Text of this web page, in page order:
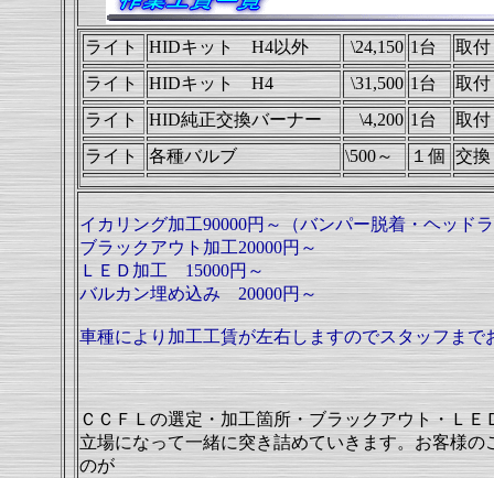
ライト HIDキット H4以外 \24,150 1台
取付
ライト HIDキット H4 \31,500 1台
取付
ライト
HID純正交換バーナー \4,200 1台
取付
ライト
各種バルブ \500～ １個 交換
イカリング加工90000円～（バンパー脱着・ヘッド
ブラックアウト加工20000円～
ＬＥＤ加工 15000円～
バルカン埋め込み 20000円～
車種により加工工賃が左右しますのでスタッフまで
ＣＣＦＬの選定・加工箇所・ブラックアウト・Ｌ
立場になって一緒に突き詰めていきます。お客様の
のが